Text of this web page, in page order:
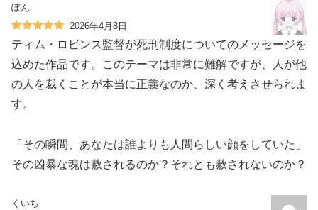
ぽん
2026年4月8日
ティム・ロビンス監督が死刑制度についてのメッセージを
込めた作品です。このテーマは非常に難解ですが、人が他
の人を裁くことが本当に正義なのか、深く考えさせられま
す。
「その瞬間、あなたは誰よりも人間らしい顔をしていた」
その凶暴な魂は赦されるのか？それとも赦されないのか？
くいち